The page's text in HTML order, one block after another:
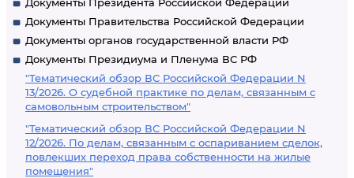
Документы Правительства Российской Федерации
Документы органов государственной власти РФ
Документы Президиума и Пленума ВС РФ
"Тематический обзор ВС Российской Федерации N
13/2026. О судебной практике по делам, связанным с
самовольным строительством"
"Тематический обзор ВС Российской Федерации N
12/2026. По делам, связанным с оспариванием сделок,
повлекших переход права собственности на жилые
помещения"